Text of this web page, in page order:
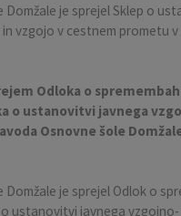
Domžale je sprejel Sklep o
vzgojo v cestnem prometu v
Odloka o
o ustanovitvi javnega
Osnovne šole
Domžale je sprejel Odlok o
ustanovitvi javnega vzgojno-